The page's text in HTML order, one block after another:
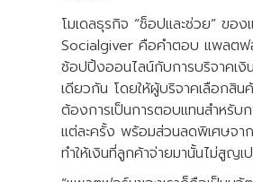
โมเดลธุรกิจ “ช็อปและช่วย” ขอ
Socialgiver คือคำตอบ แพลตฟ
ช้อปปิ้งออนไลน์กับการบริจาคเงิ
เดียวกัน โดยให้ผู้บริจาคเลือกสิน
ต้องการเป็นการตอบแทนสำหรับก
แต่ละครั้ง พร้อมส่วนลดพิเศษจา
ทำให้เงินที่ลูกค้าจ่ายมานั้นไม่สูญเ